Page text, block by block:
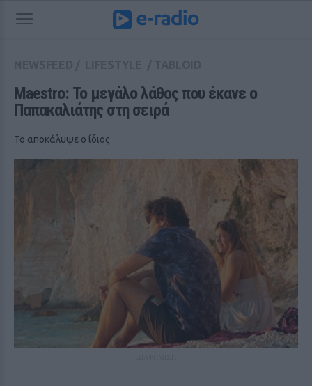
Maestro: Το μεγάλο λάθος που έκανε ο
Παπακαλιάτης στη σειρά
Το αποκάλυψε ο ίδιος